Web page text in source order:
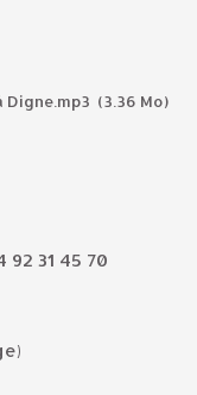
Digne.mp3 (3.36 Mo)